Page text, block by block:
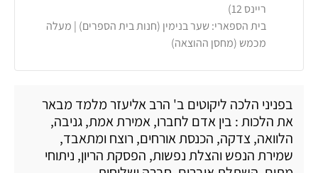
ריינס 12)
בית הספארי: שער בנימין (חנות בית הספרים) | מעלה
מכמש (מחסן ההוצאה)
בפניני הלכה ליקוטים ב' הרב אליעזר מלמד מבאר
את הלכות : בין אדם לחברו, אמירת אמת, גניבה,
הלוואה, צדקה, הכנסת אורחים, רוצח ומתאבד,
שמירת הנפש והצלת נפשות, הפסקת הריון, ניתוחי